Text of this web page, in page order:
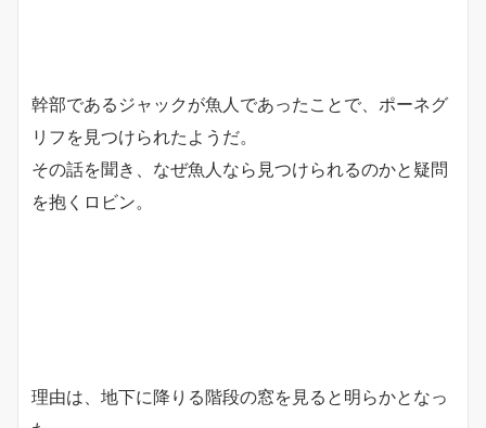
幹部であるジャックが魚人であったことで、ポーネグ
リフを見つけられたようだ。
その話を聞き、なぜ魚人なら見つけられるのかと疑問
を抱くロビン。
理由は、地下に降りる階段の窓を見ると明らかとなっ